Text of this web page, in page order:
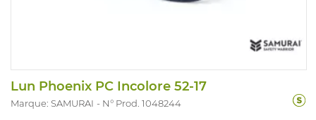
Lun Phoenix PC Incolore 52-17
Marque: SAMURAI N° Prod. 1048244